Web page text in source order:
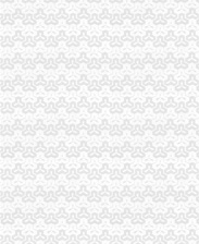
江津局代办注销分公司四项
市局突出“五抓”代办注销分
黔江局采取“五查”代办注销
沙坪坝局“三抓三促”代理注
永川局五措并举贯彻实施《
沙坪坝局突出“三抓”重庆分
巴南局代办注销分公司三项
陈文渝副局代办注销分公司
李晞朦副局代办注销分公司
涪陵局开展“诚信市场”代理